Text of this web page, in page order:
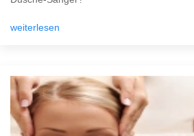
weiterlesen